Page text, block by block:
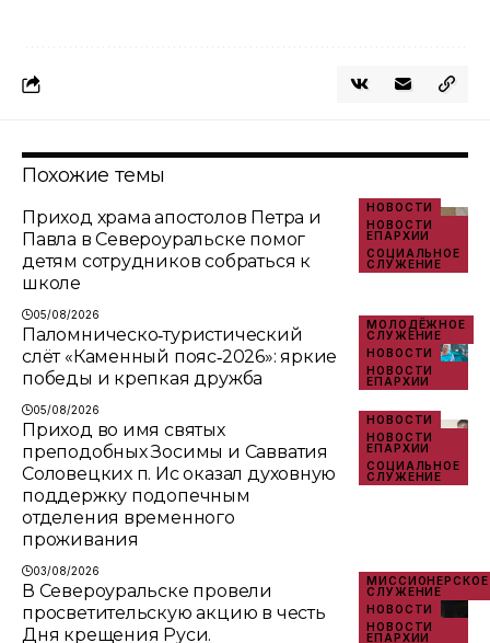
Похожие темы
НОВОСТИ
НОВОСТИ
ЕПАРХИИ
СОЦИАЛЬНОЕ
СЛУЖЕНИЕ
Приход храма апостолов Петра и
Павла в Североуральске помог
детям сотрудников собраться к
школе
05/08/2026
МОЛОДЁЖНОЕ
СЛУЖЕНИЕ
НОВОСТИ
НОВОСТИ
ЕПАРХИИ
Паломническо‑туристический
слёт «Каменный пояс‑2026»: яркие
победы и крепкая дружба
05/08/2026
НОВОСТИ
НОВОСТИ
ЕПАРХИИ
СОЦИАЛЬНОЕ
СЛУЖЕНИЕ
Приход во имя святых
преподобных Зосимы и Савватия
Соловецких п. Ис оказал духовную
поддержку подопечным
отделения временного
проживания
03/08/2026
МИССИОНЕРСКОЕ
СЛУЖЕНИЕ
НОВОСТИ
НОВОСТИ
ЕПАРХИИ
В Североуральске провели
просветительскую акцию в честь
Дня крещения Руси.